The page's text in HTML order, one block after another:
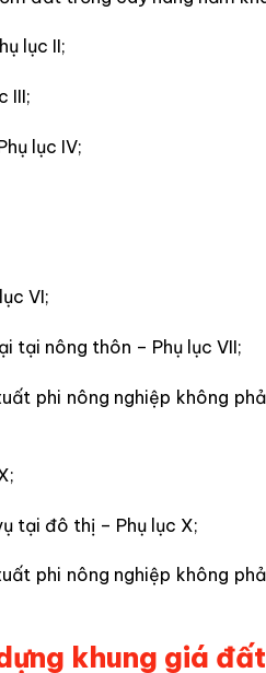
lục II;
III;
lục IV;
VI;
tại nông thôn – Phụ lục VII;
phi nông nghiệp không
tại đô thị – Phụ lục X;
phi nông nghiệp không
khung giá